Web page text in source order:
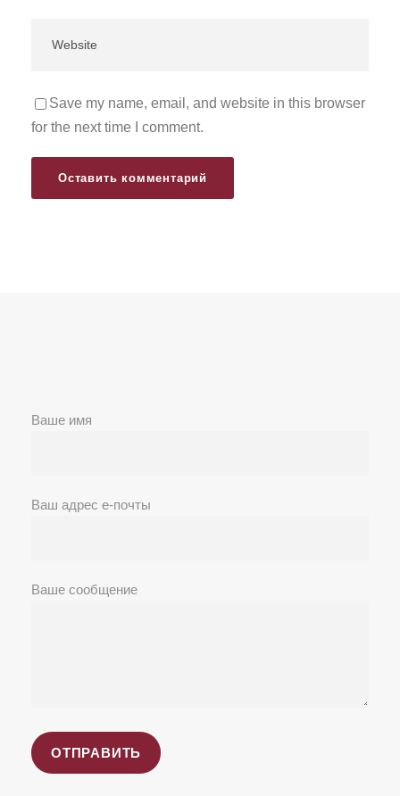
Save my name, email, and website in this browser
for the next time I comment.
Ваше имя
Ваш адрес е-почты
Ваше сообщение